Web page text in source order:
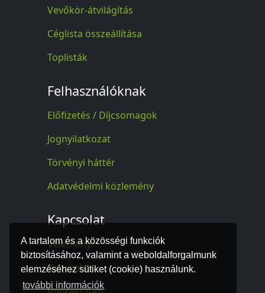
A tartalom és a közösségi funkciók
biztosításához, valamint a weboldalforgalmunk
elemzéséhez sütiket (cookie) használunk.
további információk
Vevőkör-átvilágítás
Céglista összeállítása
Toplisták
Felhasználóknak
Előfizetés / Díjcsomagok
Jognyilatkozat
Törvényi háttér
Adatvédelmi közlemény
Kapcsolat
Vélemény
Kapcsolat